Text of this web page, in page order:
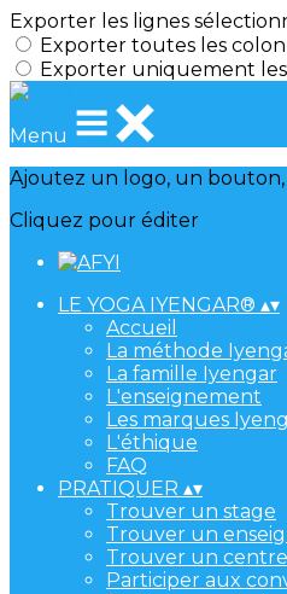
Exporter les lignes
Exporter toutes les
Exporter uniquement
Menu
Ajoutez un logo, un bouton,
Cliquez pour éditer
LE YOGA IYENGAR® ▴▾
Accueil
La méthode
La famille Iyengar
L'enseignement
Les marques
L'éthique
FAQ
PRATIQUER ▴▾
Trouver un stage
Trouver un
Trouver un centre
Participer aux